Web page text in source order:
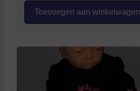
Toevoegen aan winkelwagen